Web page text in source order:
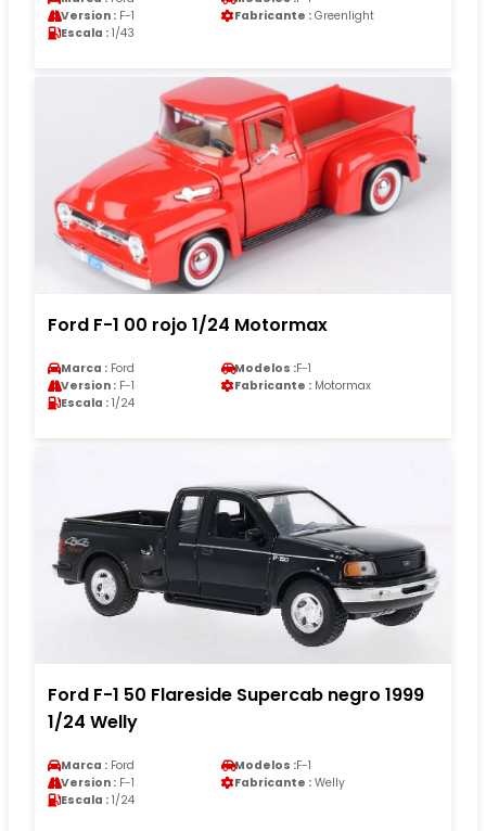
Version : F-1 Fabricante : Greenlight
Escala : 1/43
Ford F-1 00 rojo 1/24 Motormax
Marca : Ford Modelos :F-1
Version : F-1 Fabricante : Motormax
Escala : 1/24
Ford F-1 50 Flareside Supercab negro 1999
1/24 Welly
Marca : Ford Modelos :F-1
Version : F-1 Fabricante : Welly
Escala : 1/24